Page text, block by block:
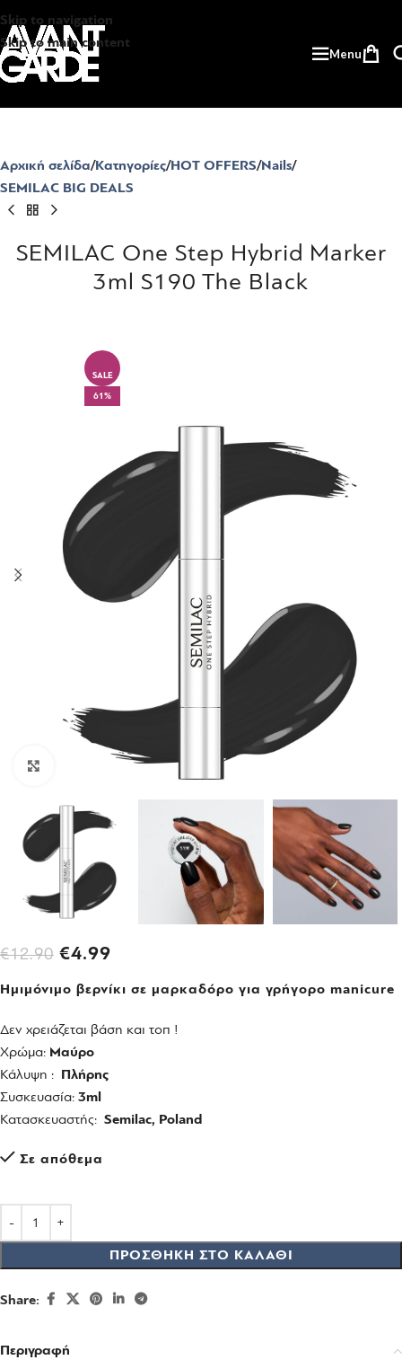
Skip to navigation
Skip to main content
Menu
Αρχική σελίδα Κατηγορίες HOT OFFERS Nails
SEMILAC BIG DEALS
SEMILAC One Step Hybrid Marker
3ml S190 The Black
SALE
61%
Click to enlarge
€12.90 €4.99
Ημιμόνιμο βερνίκι σε μαρκαδόρο για γρήγορο manicure
Δεν χρειάζεται βάση και τοπ !
Χρώμα: Μαύρο
Κάλυψη : Πλήρης
Συσκευασία: 3ml
Κατασκευαστής: Semilac, Poland
Σε απόθεμα
ΠΡΟΣΘΉΚΗ ΣΤΟ ΚΑΛΆΘΙ
Share:
Περιγραφή